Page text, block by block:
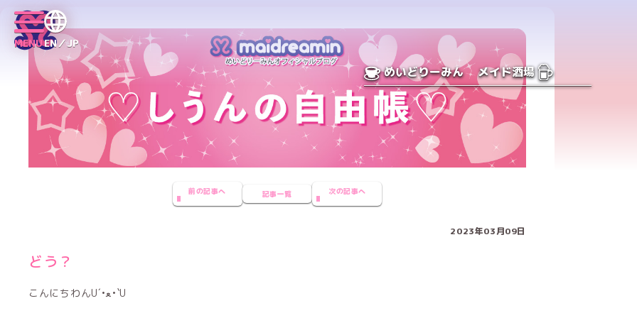
MENUEN／JP
めいどりーみん メイド酒場
前の記事へ 記事一覧 次の記事へ
2023年03月09日
どう？
こんにちわんU´•ﻌ•`U